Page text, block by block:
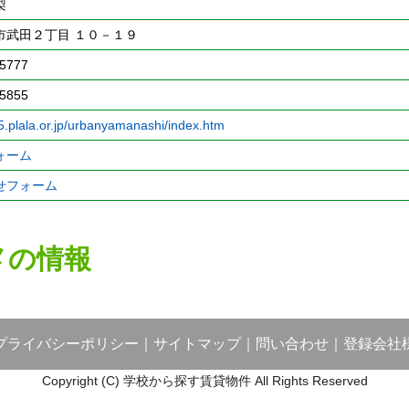
武田２丁目 １０－１９
urbanyamanashi/index.htm
ーム
フォーム
情報
ライバシーポリシー サイトマップ｜ 問い合わせ 登録会社
Copyright (C) 学校から探す賃貸物件 All Rights Reserved